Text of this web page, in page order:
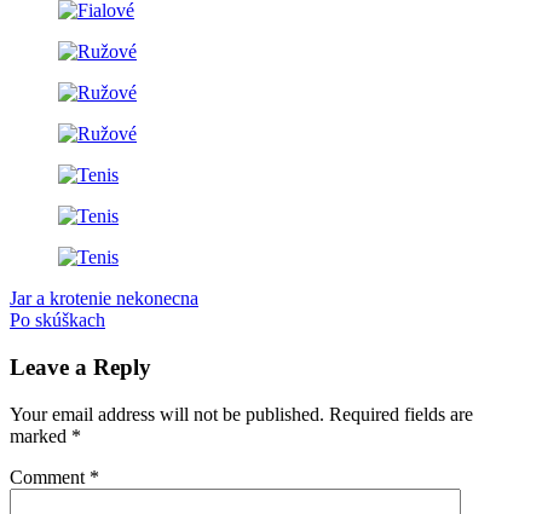
jarkvetytenis
Post
navigation
Previous
Post:
Jar a krotenie nekonecna
Next
Po skúškach
Leave a Reply
Your email address will not be published. Required fields are
marked *
Comment *